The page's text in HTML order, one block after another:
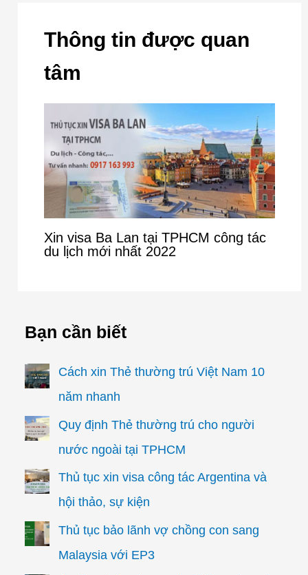
Thông tin được quan
tâm
Xin visa Ba Lan tại TPHCM công tác
du lịch mới nhất 2022
Bạn cần biết
Cách xin Thẻ thường trú Việt Nam 10
năm nhanh
Quy định Thẻ thường trú cho người
nước ngoài tại TPHCM
Thủ tục xin visa công tác Argentina và
hội thảo, sự kiện
Thủ tục bảo lãnh vợ chồng con sang
Malaysia với EP3